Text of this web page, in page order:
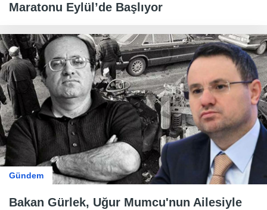
Maratonu Eylül’de Başlıyor
Gündem
Bakan Gürlek, Uğur Mumcu'nun Ailesiyle